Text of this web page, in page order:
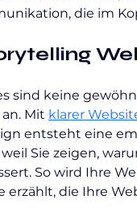
die im
sind keine
Mit klarer
entsteht eine
Sie zeigen,
So wird Ihre
erzählt, die Ihre